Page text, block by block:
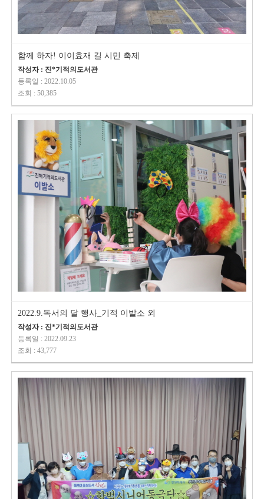
함께 하자! 이이효재 길 시민 축제
작성자 : 진*기적의도서관
등록일 : 2022.10.05
조회 : 50,385
2022.9.독서의 달 행사_기적 이발소 외
작성자 : 진*기적의도서관
등록일 : 2022.09.23
조회 : 43,777